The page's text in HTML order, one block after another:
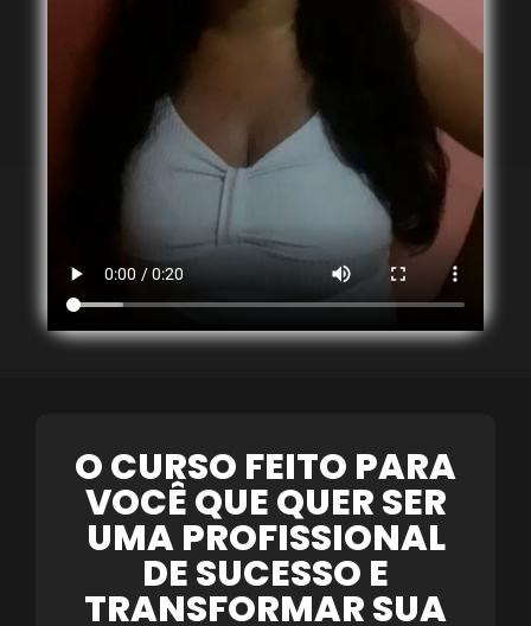
O CURSO FEITO PARA
VOCÊ QUE QUER SER
UMA PROFISSIONAL
DE SUCESSO E
TRANSFORMAR SUA